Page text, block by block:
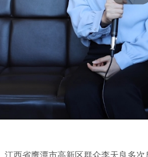
西省鹰潭市高新区群众李天良多